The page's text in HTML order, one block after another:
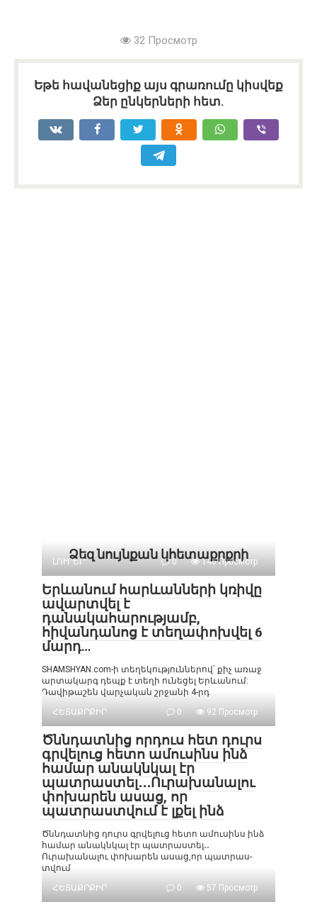
32 Просмотр
Եթե հավանեցիք այս գրառումը կիսվեք
Ձեր ընկերների հետ.
Ձեզ նույնքան կհետաքրքրի
ԼՈՒՐԵՐ 0 146 Просмотр
Երևանում հարևանների կռիվը
ավարտվել է
դանակահարությամբ,
հիվանդանոց է տեղափոխվել 6
մարդ…
SHAMSHYAN.com-ի տեղեկություններով՝ քիչ առաջ
արտակարգ դեպք է տեղի ունեցել Երևանում:
Դավիթաշեն վարչական շրջանի 4-րդ
ՀԵՏԱՔՐՔԻՐ
0 92 Просмотр
Ծննդատնից որդուս հետ դուրս
գրվելուց հետո ամուսինս ինձ
համար անակնկալ էր
պատրաստել․․․Ուրախանալու
փոխարեն ասաց, որ
պատրաստվում է լքել ինձ
Ծննդատնից դուրս գրվելուց հետո ամուսինս ինձ
համար անակնկալ էր պատրաստել․․
Ուրախանալու փոխարեն ասաց,որ պատրաս-
տվում
ՀԵՏԱՔՐՔԻՐ
0 57 Просмотр